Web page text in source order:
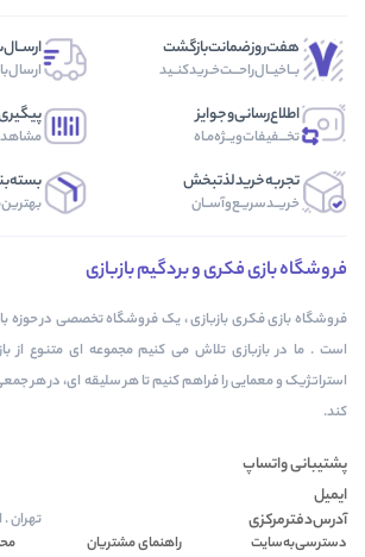
هفت‌روز‌ضمانت‌بازگشت
بــا‌خیــال‌راحـــت‌خـرید‌کنــید
اطلاع‌رسانی‌و‌جوایز
تخـــفیفات‌ویــژه‌مـاه
تجربه‌خرید‌لذتبخش
خریــد‌سریـع‌و‌آســان
فروشگاه بازی فکری و بردگیم بازبازی
فروشگاه بازی فکری بازبازی ، یک فروشگاه تخصصی در حوزه
است . ما در بازبازی تلاش می کنیم مجموعه ای متنوع از
استراتژیک و معمایی را فراهم کنیم تا هر سلیقه ای، در هر
کند.
پشتیبانی واتساپ
ایمیل
آدرس‌دفتر‌مرکزی
تهران .
دسترسی‌به‌سایت
راهنمای مشتریان